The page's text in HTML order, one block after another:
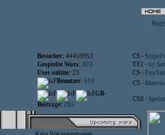
Besucher: 44459953 CS -
Gespielte Wars: 803 TF2 - by
User online: 23 CS -
Benutzer: 618 CS -
GB-
Beiträge: 285
CSS -